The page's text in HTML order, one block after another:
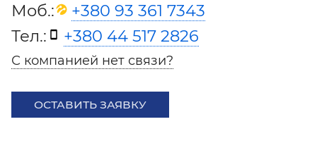
Моб.:
+380 93 361 7343
Тел.:
+380 44 517 2826
С компанией нет связи?
ОСТАВИТЬ ЗАЯВКУ